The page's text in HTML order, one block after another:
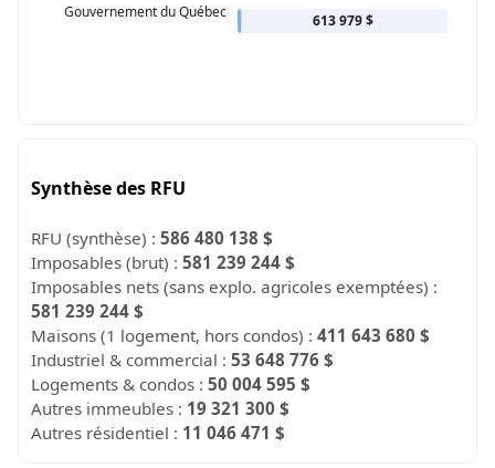
Gouvernement du Québec
613 979 $
Synthèse des RFU
RFU (synthèse) :586 480 138 $
Imposables (brut) :581 239 244 $
Imposables nets (sans explo. agricoles exemptées) :
581 239 244 $
Maisons (1 logement, hors condos) :411 643 680 $
Industriel & commercial :53 648 776 $
Logements & condos :50 004 595 $
Autres immeubles : 19 321 300 $
Autres résidentiel : 11 046 471 $